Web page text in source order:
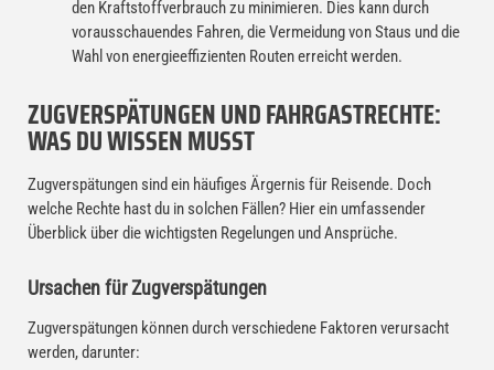
den Kraftstoffverbrauch zu minimieren. Dies kann durch
vorausschauendes Fahren, die Vermeidung von Staus und die
Wahl von energieeffizienten Routen erreicht werden.
ZUGVERSPÄTUNGEN UND FAHRGASTRECHTE:
WAS DU WISSEN MUSST
Zugverspätungen sind ein häufiges Ärgernis für Reisende. Doch
welche Rechte hast du in solchen Fällen? Hier ein umfassender
Überblick über die wichtigsten Regelungen und Ansprüche.
Ursachen für Zugverspätungen
Zugverspätungen können durch verschiedene Faktoren verursacht
werden, darunter: